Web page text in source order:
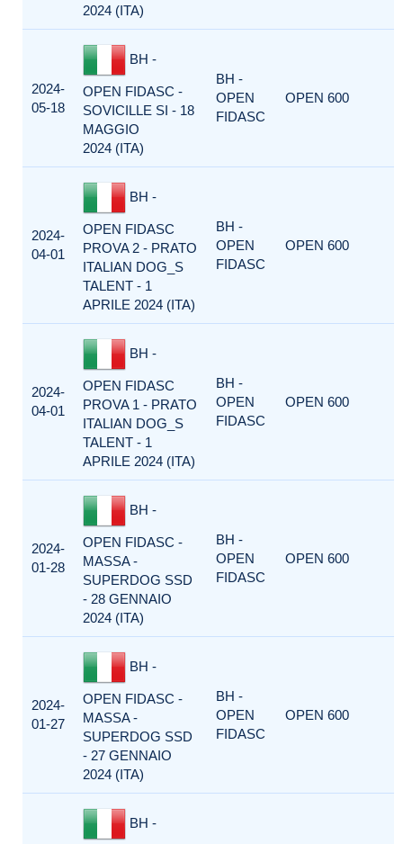
2024 (ITA)
2024-
05-18
BH -
OPEN FIDASC -
SOVICILLE SI - 18
MAGGIO
2024 (ITA)
BH -
OPEN
FIDASC
OPEN 600
2024-
04-01
BH -
OPEN FIDASC
PROVA 2 - PRATO
ITALIAN DOG_S
TALENT - 1
APRILE 2024 (ITA)
BH -
OPEN
FIDASC
OPEN 600
2024-
04-01
BH -
OPEN FIDASC
PROVA 1 - PRATO
ITALIAN DOG_S
TALENT - 1
APRILE 2024 (ITA)
BH -
OPEN
FIDASC
OPEN 600
2024-
01-28
BH -
OPEN FIDASC -
MASSA -
SUPERDOG SSD
- 28 GENNAIO
2024 (ITA)
BH -
OPEN
FIDASC
OPEN 600
2024-
01-27
BH -
OPEN FIDASC -
MASSA -
SUPERDOG SSD
- 27 GENNAIO
2024 (ITA)
BH -
OPEN
FIDASC
OPEN 600
BH -